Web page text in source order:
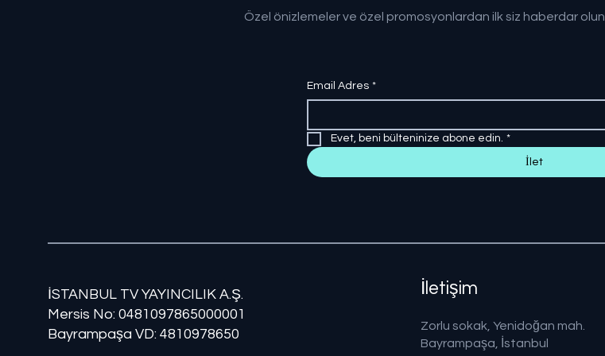
Özel önizlemeler ve özel promosyonlardan ilk siz haberdar olun
Email Adres *
Evet, beni bülteninize abone edin. *
İlet
İSTANBUL TV YAYINCILIK A.Ş.
Mersis No: ​​0481097865000001
Bayrampaşa VD: 4810978650
İletişim
Zorlu sokak, Yenidoğan mah.
Bayrampaşa, İstanbul